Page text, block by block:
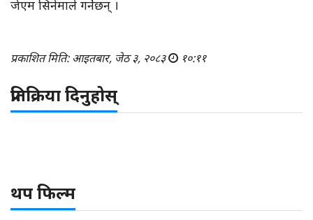
जेएम सिनेमाले गर्नेछन् ।
प्रकाशित मिति: आइतबार, जेठ ३, २०८३ १०:११
प्रतिक्रिया दिनुहोस्
थप फिल्म